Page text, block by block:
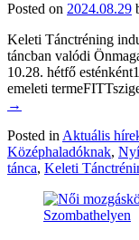
Posted on 2024.08.29
Keleti Tánctréning
táncban valódi
10.28. hétfő
emeleti
→
Posted inAktuális
Középhaladóknak,
tánca, Keleti